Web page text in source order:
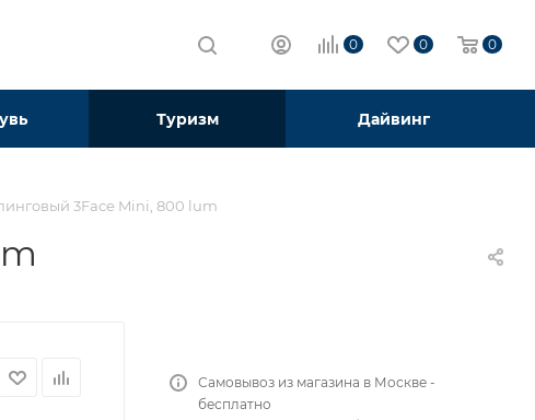
0 0 0
Туризм Дайвинг
3Face Mini, 800 lum
Самовывоз из магазина в Москве -
бесплатно